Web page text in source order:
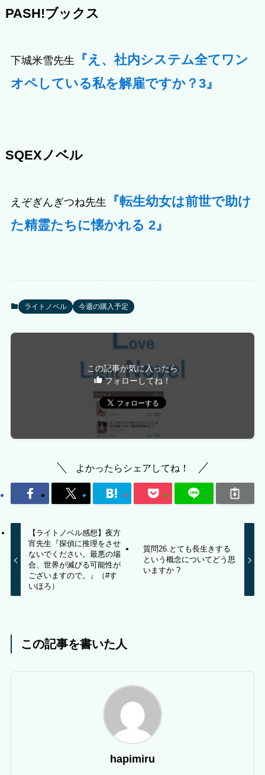
PASH!ブックス
下城米雪先生
『え、社内システム全てワン
オペしている私を解雇ですか？3』
SQEXノベル
えぞぎんぎつね先生
『転生幼女は前世で助け
た精霊たちに懐かれる 2』
ライトノベル 今週の購入予定
この記事が気に入ったら
フォローしてね！
よかったらシェアしてね！
【ライトノベル感想】夜方
宵先生『探偵に推理をさせ
ないでください。最悪の場
合、世界が滅びる可能性が
ございますので。』（#す
いほろ）
質問26.とても長生きする
という概念についてどう思
いますか ?
この記事を書いた人
hapimiru